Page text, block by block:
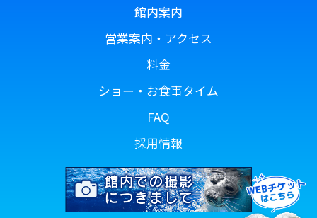
館内案内
営業案内・アクセス
料金
ショー・お食事タイム
FAQ
採用情報